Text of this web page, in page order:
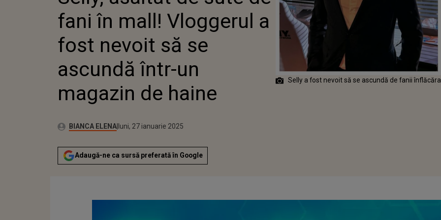
NEVOIT SĂ SE ASCUNDĂ
ÎNTR-UN MAGAZIN DE
HAINE
fani în mall! Vloggerul a
fost nevoit să se
ascundă într-un
magazin de haine
Autor:BIANCA ELENAPublicat:
duminică, 26 ianuarie 2025
Actualizat:
luni, 27 ianuarie 2025
Adaugă-ne ca sursă preferată în Google
Selly a fost nevoit să se ascundă de fanii